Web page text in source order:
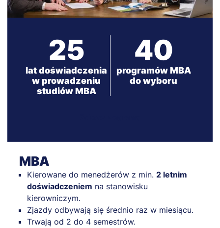
25
lat doświadczenia
w prowadzeniu
studiów MBA
40
programów MBA
do wyboru
MBA
Kierowane do menedżerów z min. 2 letnim
doświadczeniem na stanowisku
kierowniczym.
Zjazdy odbywają się średnio raz w miesiącu.
Trwają od 2 do 4 semestrów.